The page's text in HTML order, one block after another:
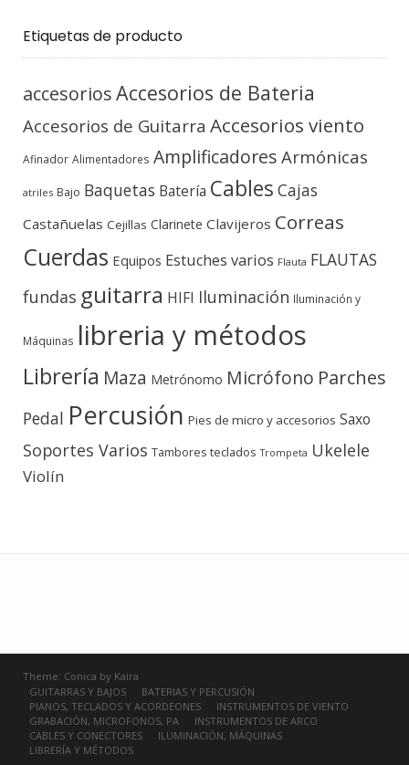
Etiquetas de producto
accesoriosAccesorios de Bateria
Accesorios de Guitarra Accesorios viento
Afinador Alimentadores Amplificadores Armónicas
atriles Bajo Baquetas Batería Cables Cajas
Castañuelas Cejillas Clarinete Clavijeros Correas
Cuerdas Equipos Estuches varios Flauta FLAUTAS
fundas guitarra HIFI Iluminación Iluminación y
Máquinas libreria y métodos
Librería Maza Metrónomo Micrófono Parches
Pedal Percusión Pies de micro y accesorios Saxo
Soportes Varios Tambores teclados Trompeta Ukelele
Violín
Theme: Conica by Kaira
GUITARRAS Y BAJOS
BATERIAS Y PERCUSIÓN
PIANOS, TECLADOS Y ACORDEONES
INSTRUMENTOS DE VIENTO
GRABACIÓN, MICROFONOS, PA
INSTRUMENTOS DE ARCO
CABLES Y CONECTORES
ILUMINACIÓN, MÁQUINAS
LIBRERÍA Y MÉTODOS